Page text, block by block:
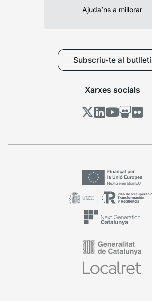
Ajuda’ns a millorar
Subscriu-te al butlletí
Xarxes socials